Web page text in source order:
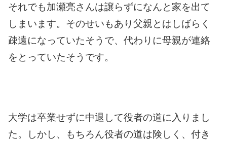
それでも加瀬亮さんは譲らずになんと家を出て
しまいます。 そのせいもあり父親とはしばらく
疎遠になっていたそうで、代わりに母親が連絡
をとっていたそうです。
大学は卒業せずに中退して役者の道に入りまし
た。
しかし、もちろん役者の道は険しく、付き